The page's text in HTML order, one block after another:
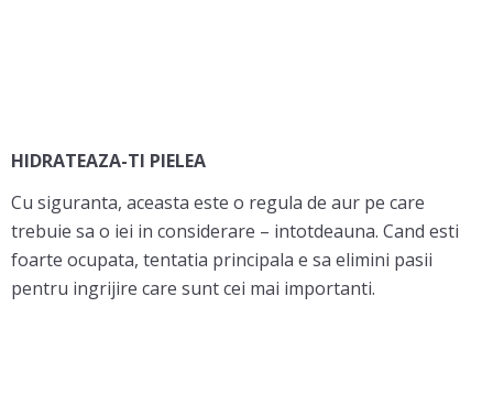
HIDRATEAZA-TI PIELEA
Cu siguranta, aceasta este o regula de aur pe care
trebuie sa o iei in considerare – intotdeauna. Cand esti
foarte ocupata, tentatia principala e sa elimini pasii
pentru ingrijire care sunt cei mai importanti.